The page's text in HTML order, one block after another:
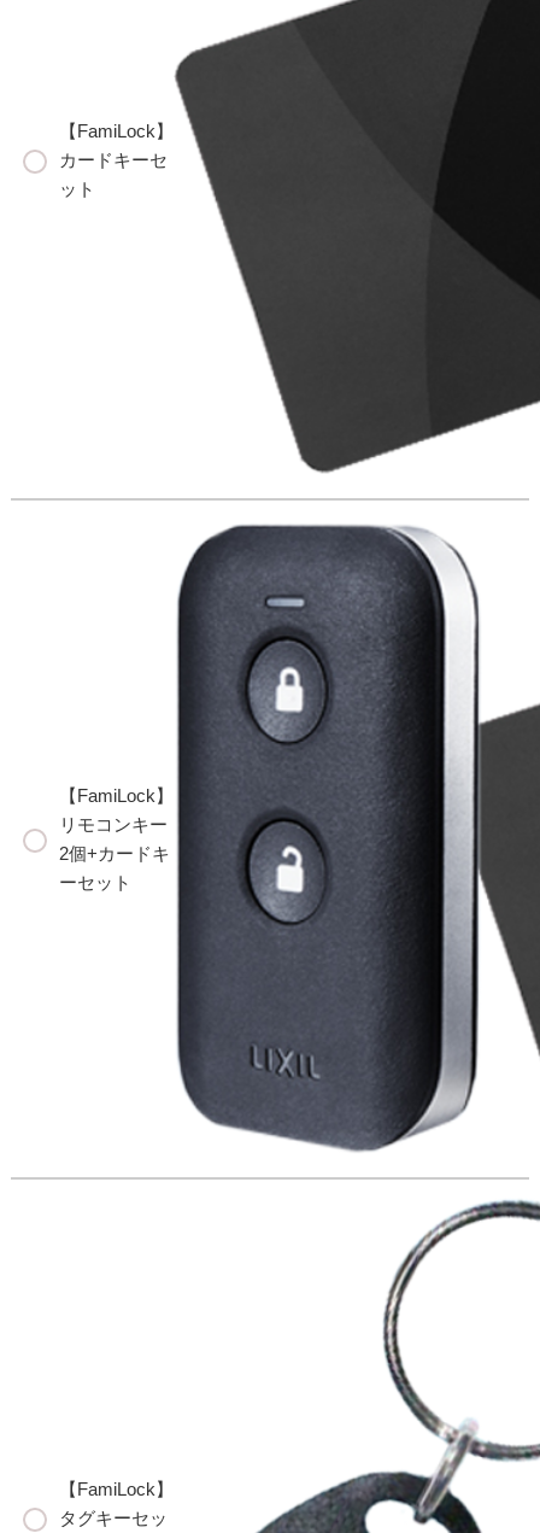
【FamiLock】
カードキーセ
ット
【FamiLock】
リモコンキー
2個+カードキ
ーセット
【FamiLock】
タグキーセッ